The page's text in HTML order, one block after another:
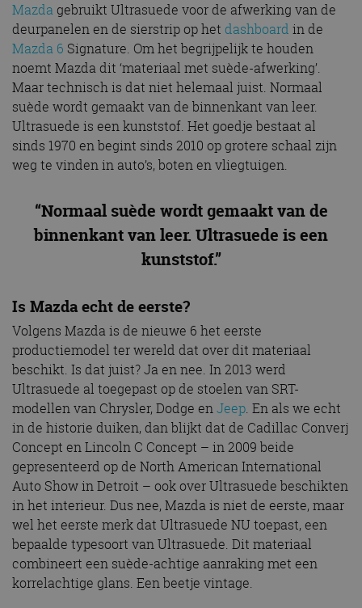
Mazda gebruikt Ultrasuede voor de afwerking van de
deurpanelen en de sierstrip op het dashboard in de
Mazda 6 Signature. Om het begrijpelijk te houden
noemt Mazda dit ‘materiaal met suède-afwerking’.
Maar technisch is dat niet helemaal juist. Normaal
suède wordt gemaakt van de binnenkant van leer.
Ultrasuede is een kunststof. Het goedje bestaat al
sinds 1970 en begint sinds 2010 op grotere schaal zijn
weg te vinden in auto’s, boten en vliegtuigen.
“Normaal suède wordt gemaakt van de
binnenkant van leer. Ultrasuede is een
kunststof.”
Is Mazda echt de eerste?
Volgens Mazda is de nieuwe 6 het eerste
productiemodel ter wereld dat over dit materiaal
beschikt. Is dat juist? Ja en nee. In 2013 werd
Ultrasuede al toegepast op de stoelen van SRT-
modellen van Chrysler, Dodge enJeep. En als we echt
in de historie duiken, dan blijkt dat de Cadillac Converj
Concept en Lincoln C Concept – in 2009 beide
gepresenteerd op de North American International
Auto Show in Detroit – ook over Ultrasuede beschikten
in het interieur. Dus nee, Mazda is niet de eerste, maar
wel het eerste merk dat Ultrasuede NU toepast, een
bepaalde typesoort van Ultrasuede. Dit materiaal
combineert een suède-achtige aanraking met een
korrelachtige glans. Een beetje vintage.